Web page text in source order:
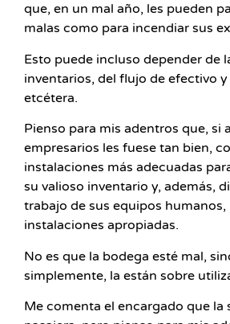
que, en un mal año, les pueden
malas como para incendiar sus
Esto puede incluso depender de
inventarios, del flujo de efectivo
etcétera.
Pienso para mis adentros que, si
empresarios les fuese tan bien,
instalaciones más adecuadas
su valioso inventario y, además,
trabajo de sus equipos
instalaciones apropiadas.
No es que la bodega esté mal,
simplemente, la están sobre
Me comenta el encargado que la